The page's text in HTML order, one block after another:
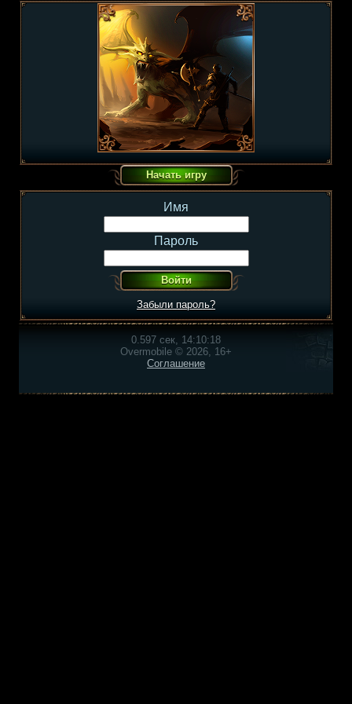
Имя
Пароль
Забыли пароль?
0.597 сек, 14:10:18
Overmobile © 2026, 16+
Соглашение